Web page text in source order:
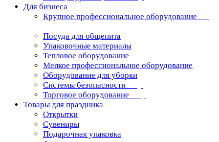
Для бизнеса
Крупное профессиональное оборудование
Посуда для общепита
Упаковочные материалы
Тепловое оборудование
Мелкое профессиональное оборудование
Оборудование для уборки
Системы безопасности
Торговое оборудование
Товары для праздника
Открытки
Сувениры
Подарочная упаковка